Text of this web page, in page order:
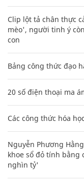
Clip lột tả chân thực
mèo', người tinh ý
con
Bảng công thức đạo
20 số điện thoại ma
Các công thức hóa
Nguyễn Phương
khoe sổ đỏ tính bằng
nghìn tỷ'